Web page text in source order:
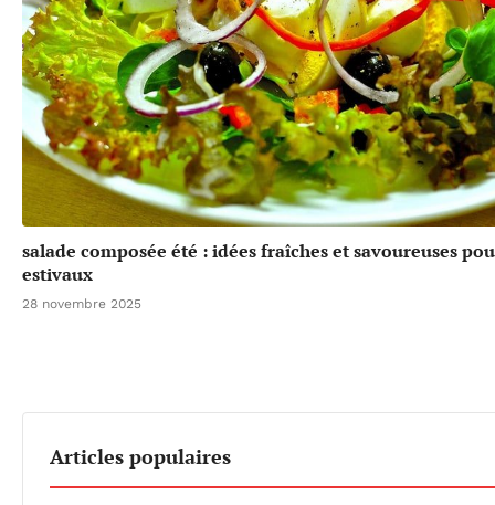
salade composée été : idées fraîches et savoureuses
estivaux
28 novembre 2025
Articles populaires